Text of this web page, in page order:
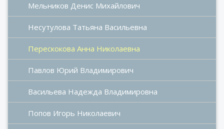
Мельников Денис Михайлович
Несутулова Татьяна Васильевна
Перескокова Анна Николаевна
Павлов Юрий Владимирович
Васильева Надежда Владимировна
Попов Игорь Николаевич